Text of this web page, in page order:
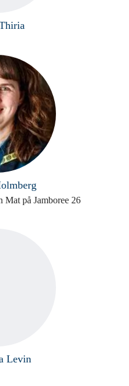
på Jamboree 26
Levin